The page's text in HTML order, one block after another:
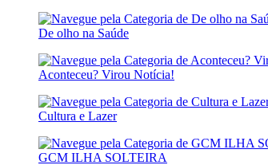
De olho na Saúde
Aconteceu? Virou Notícia!
Cultura e Lazer
GCM ILHA SOLTEIRA